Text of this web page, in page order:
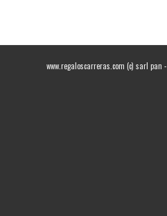
www.regaloscarreras.com (c) sarl pan -